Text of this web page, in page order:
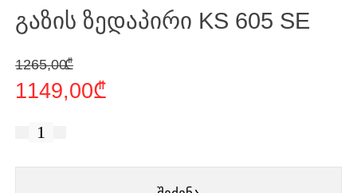
გაზის ზედაპირი KS 605 SE
1265,00
₾
Original price was: 1265,00 ₾.
1149,00₾
Current price is: 1149,00 ₾.
რაოდენობა:
ძიების რეზულტატი